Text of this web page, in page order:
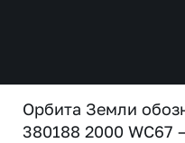
Орбита Земли
380188 2000